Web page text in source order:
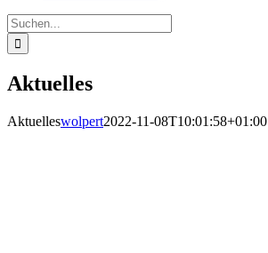
Suche
nach:
Aktuelles
Aktuelleswolpert2022-11-08T10:01:58+01:00